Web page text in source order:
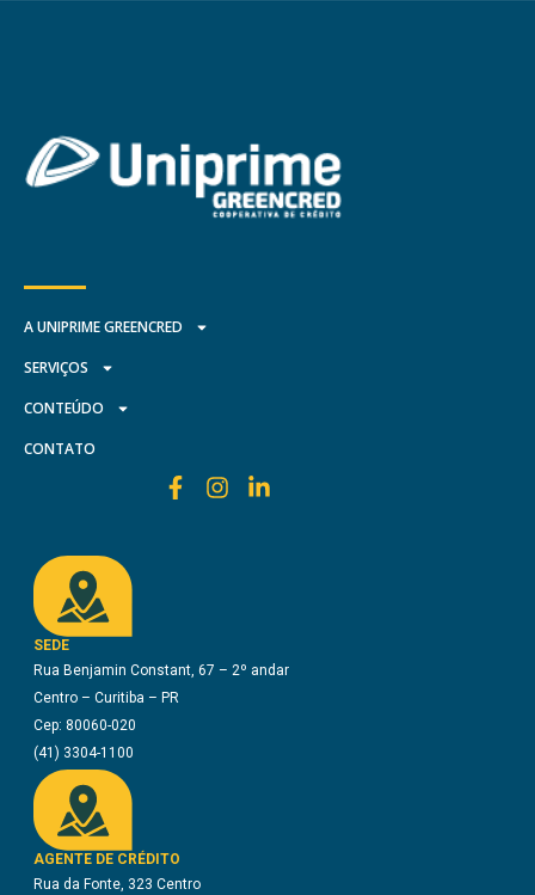
A UNIPRIME GREENCRED
SERVIÇOS
CONTEÚDO
CONTATO
SEDE
Rua Benjamin Constant, 67 – 2º andar
Centro – Curitiba – PR
Cep: 80060-020
(41) 3304-1100
AGENTE DE CRÉDITO
Rua da Fonte, 323 Centro